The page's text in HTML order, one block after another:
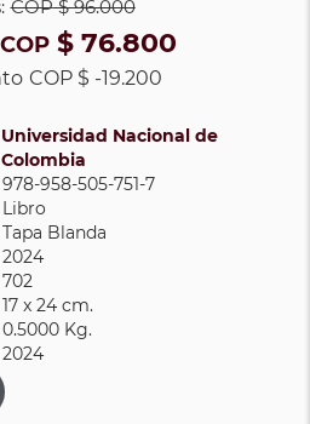
COP$ 96.000
COP$ 76.800
COP $ -19.200
Universidad Nacional de
Colombia
978-958-505-751-7
Libro
Tapa Blanda
2024
702
17 x 24 cm.
0.5000 Kg.
2024